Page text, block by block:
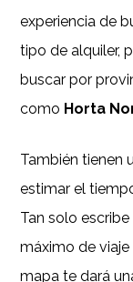
experiencia de
tipo de alquiler,
buscar por
como Horta
También tienen
estimar el
Tan solo
máximo de viaje
mapa te dará